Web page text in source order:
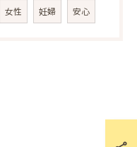
女性 妊婦 安心